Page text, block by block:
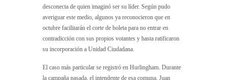
desconecta de quien imaginó ser su líder. Según pudo
averiguar este medio, algunos ya reconocieron que en
octubre facilitarán el corte de boleta para no entrar en
contradicción con sus propios votantes y hasta ratificaron
su incorporación a Unidad Ciudadana.
El caso más particular se registró en Hurlingham. Durante
la campaña pasada, el intendente de esa comuna, Juan